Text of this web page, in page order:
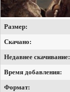
Размер:
Скачано:
Недавнее скачивание:
Время добавления:
Формат: